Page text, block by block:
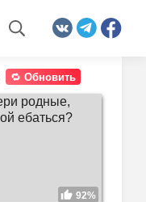
Обновить
92%